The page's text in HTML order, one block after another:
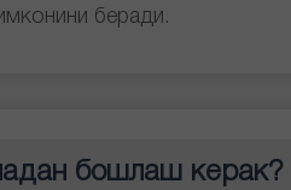
беради.
бошлаш керак?